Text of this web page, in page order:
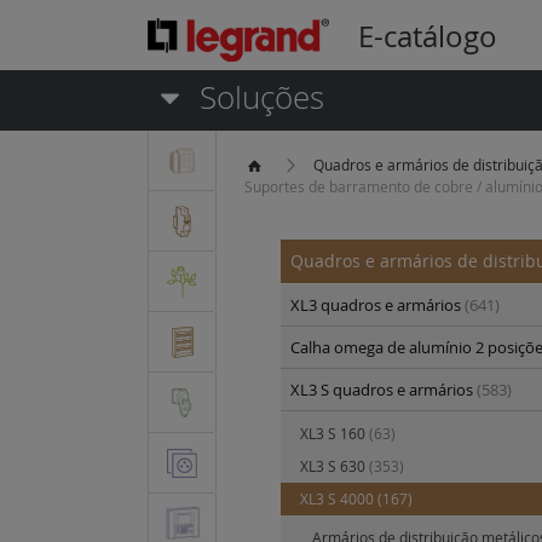
E-catálogo
Soluções
Quadros e armários de
Suportes de barramento de cobre /
Quadros e armários de
XL3 quadros e armários(641)
Calha omega de alumínio 2
XL3 S quadros e armários(583)
XL3 S 160 (63)
XL3 S 630 (353)
XL3 S 4000 (167)
Armários de distribuição